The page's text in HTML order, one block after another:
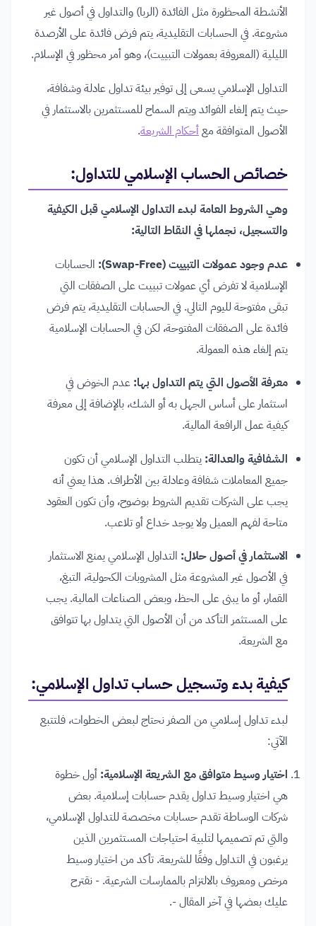
الأنشطة المحظورة مثل الفائدة (الربا) والتداول في أصول غير
مشروعة. في الحسابات التقليدية، يتم فرض فائدة على الأرصدة
الليلية (المعروفة بعمولات التبييت)، وهو أمر محظور في الإسلام.
التداول الإسلامي يسعى إلى توفير بيئة تداول عادلة وشفافة،
حيث يتم إلغاء الفوائد ويتم السماح للمستثمرين بالاستثمار في
الأصول المتوافقة معأحكام الشريعة.
خصائص الحساب الإسلامي للتداول:
وهي الشروط العامة لبدء التداول الإسلامي قبل الكيفية
والتسجيل، نجملها في النقاط التالية:
عدم وجود عمولات التبييت (Swap-Free):
الحسابات
الإسلامية لا تفرض أي عمولات تبييت على الصفقات التي
تبقى مفتوحة لليوم التالي. في الحسابات التقليدية، يتم فرض
فائدة على الصفقات المفتوحة، لكن في الحسابات الإسلامية
يتم إلغاء هذه العمولة.
معرفة الأصول التي يتم التداول بها: عدم الخوض في
استثمار على أساس الجهل به أو الشك، بالإضافة إلى معرفة
كيفية عمل الرافعة المالية.
الشفافية والعدالة: يتطلب التداول الإسلامي أن تكون
جميع المعاملات شفافة وعادلة بين الأطراف. هذا يعني أنه
يجب على الشركات تقديم الشروط بوضوح، وأن تكون العقود
متاحة لفهم العميل ولا يوجد خداع أو تلاعب.
الاستثمار في أصول حلال: التداول الإسلامي يمنع الاستثمار
في الأصول غير المشروعة مثل المشروبات الكحولية، التبغ،
القمار، أو ما يبنى على الحظ، وبعض الصناعات المالية. يجب
على المستثمر التأكد من أن الأصول التي يتداول بها تتوافق
مع الشريعة.
كيفية بدء وتسجيل حساب تداول الإسلامي:
لبدء تداول إسلامي من الصفر نحتاج لبعض الخطوات، فلتتبع
الآتي:
اختيار وسيط متوافق مع الشريعة الإسلامية: أول خطوة
هي اختيار وسيط تداول يقدم حسابات إسلامية. بعض
شركات الوساطة تقدم حسابات مخصصة للتداول الإسلامي،
والتي تم تصميمها لتلبية احتياجات المستثمرين الذين
يرغبون في التداول وفقًا للشريعة. تأكد من اختيار وسيط
مرخص ومعروف بالالتزام بالممارسات الشرعية. - نقترح
عليك بعضها في آخر المقال -.